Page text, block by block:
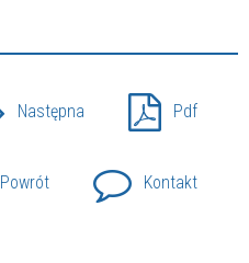
Następna Pdf
Powrót Kontakt